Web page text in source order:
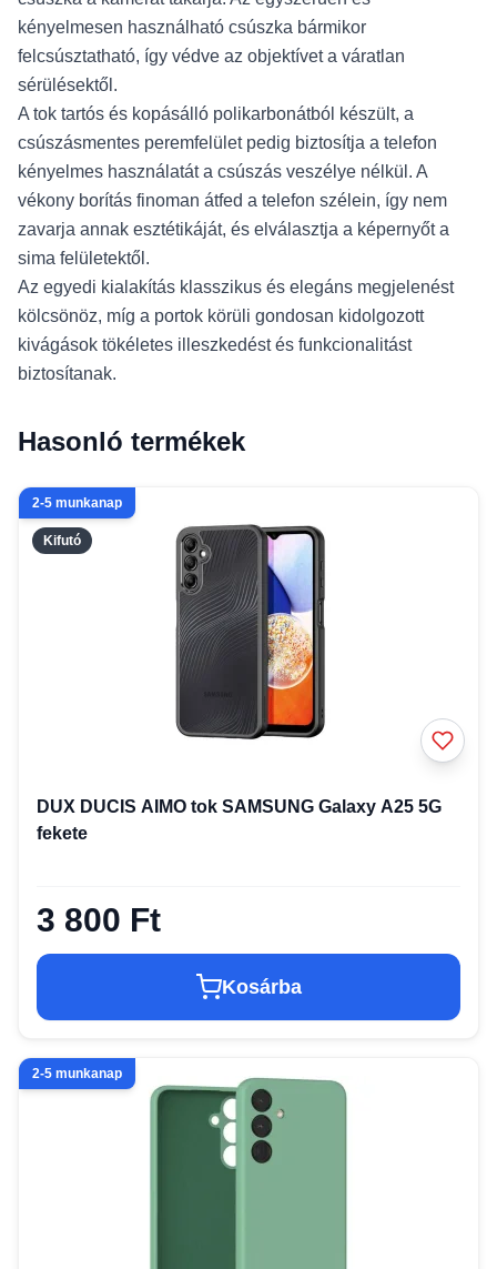
kényelmesen használható csúszka bármikor
felcsúsztatható, így védve az objektívet a váratlan
sérülésektől.
A tok tartós és kopásálló polikarbonátból készült, a
csúszásmentes peremfelület pedig biztosítja a telefon
kényelmes használatát a csúszás veszélye nélkül. A
vékony borítás finoman átfed a telefon szélein, így nem
zavarja annak esztétikáját, és elválasztja a képernyőt a
sima felületektől.
Az egyedi kialakítás klasszikus és elegáns megjelenést
kölcsönöz, míg a portok körüli gondosan kidolgozott
kivágások tökéletes illeszkedést és funkcionalitást
biztosítanak.
Hasonló termékek
Kifutó
2-5 munkanap
DUX DUCIS AIMO tok SAMSUNG Galaxy A25 5G
fekete
3 800 Ft
Kosárba
2-5 munkanap